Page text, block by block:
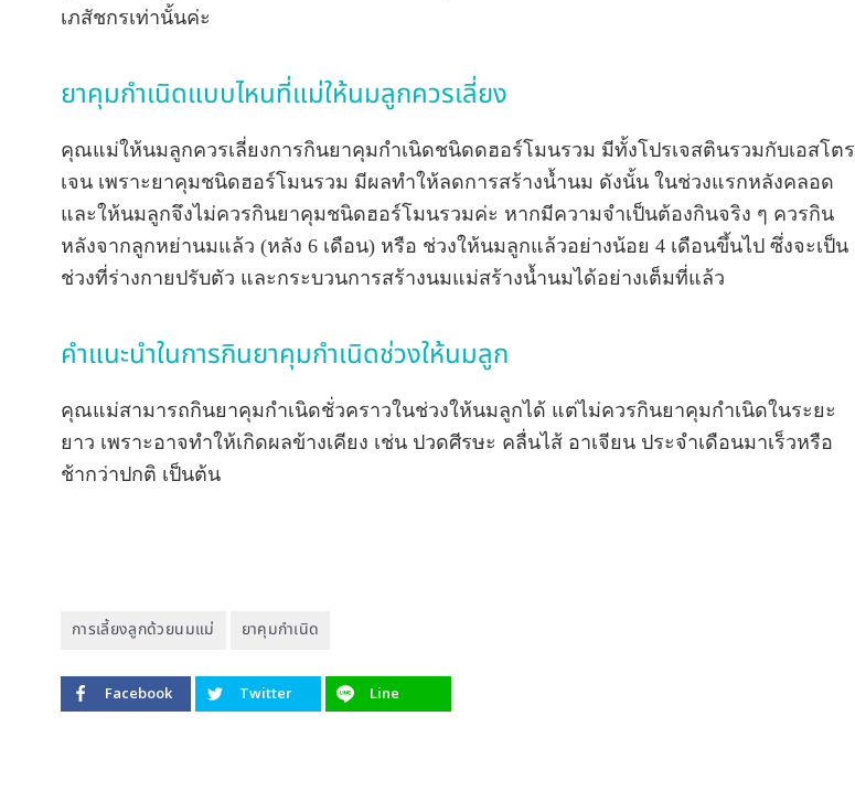
เภสัชกรเท่านั้นค่ะ
ยาคุมกำเนิดแบบไหนที่แม่ให้นมลูกควรเลี่ยง
คุณแม่ให้นมลูกควรเลี่ยงการกินยาคุมกำเนิดชนิดดฮอร์โมนรวม มีทั้งโปรเจสตินรวมกับเอสโตร
เจน เพราะยาคุมชนิดฮอร์โมนรวม มีผลทำให้ลดการสร้างน้ำนม ดังนั้น ในช่วงแรกหลังคลอด
และให้นมลูกจึงไม่ควรกินยาคุมชนิดฮอร์โมนรวมค่ะ หากมีความจำเป็นต้องกินจริง ๆ ควรกิน
หลังจากลูกหย่านมแล้ว (หลัง 6 เดือน) หรือ ช่วงให้นมลูกแล้วอย่างน้อย 4 เดือนขึ้นไป ซึ่งจะเป็น
ช่วงที่ร่างกายปรับตัว และกระบวนการสร้างนมแม่สร้างน้ำนมได้อย่างเต็มที่แล้ว
คำแนะนำในการกินยาคุมกำเนิดช่วงให้นมลูก
คุณแม่สามารถกินยาคุมกำเนิดชั่วคราวในช่วงให้นมลูกได้ แต่ไม่ควรกินยาคุมกำเนิดในระยะ
ยาว เพราะอาจทำให้เกิดผลข้างเคียง เช่น ปวดศีรษะ คลื่นไส้ อาเจียน ประจำเดือนมาเร็วหรือ
ช้ากว่าปกติ เป็นต้น
การเลี้ยงลูกด้วยนมแม่ ยาคุมกำเนิด
Facebook Twitter Line